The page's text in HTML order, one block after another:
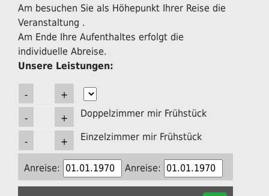
Am besuchen Sie als Höhepunkt Ihrer Reise die
Veranstaltung .
Am Ende Ihre Aufenthaltes erfolgt die
individuelle Abreise.
Unsere Leistungen:
Doppelzimmer mir Frühstück
Einzelzimmer mir Frühstück
Anreise: Anreise: